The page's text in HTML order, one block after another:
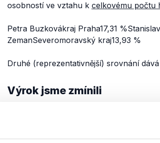
osobností ve vztahu k celkovému počtu
Petra Buzkovákraj Praha17,31
ZemanSeveromoravský kraj13,93 %
Druhé (reprezentativnější) srovnání
Výrok jsme zmínili